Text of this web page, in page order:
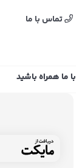
تماس با ما
با ما همراه باشید